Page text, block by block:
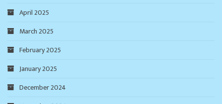
April 2025
March 2025
February 2025
January 2025
December 2024